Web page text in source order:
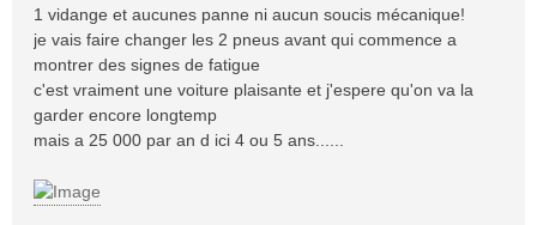
1 vidange et aucunes panne ni aucun soucis mécanique!
je vais faire changer les 2 pneus avant qui commence a
montrer des signes de fatigue
c'est vraiment une voiture plaisante et j'espere qu'on va la
garder encore longtemp
mais a 25 000 par an d ici 4 ou 5 ans......